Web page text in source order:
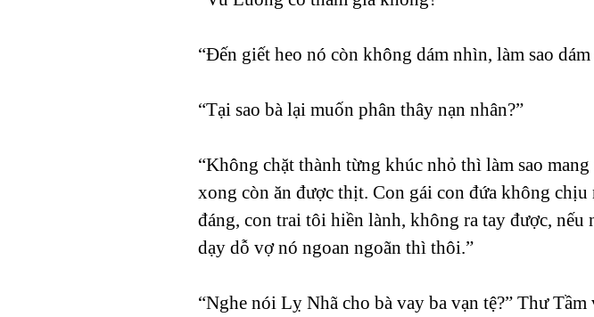
“Đến giết heo nó còn không dám nhìn, làm sao
“Tại sao bà lại muốn phân thây nạn nhân?”
“Không chặt thành từng khúc nhỏ thì làm sao
xong còn ăn được thịt. Con gái con đứa không
đáng, con trai tôi hiền lành, không ra tay được,
dạy dỗ vợ nó ngoan ngoãn thì thôi.”
“Nghe nói Lỵ Nhã cho bà vay ba vạn tệ?” Thư